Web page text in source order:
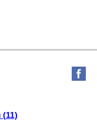
(11)